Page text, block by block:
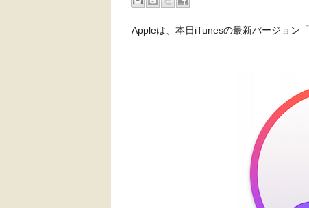
Appleは、本日iTunesの最新バージョン「